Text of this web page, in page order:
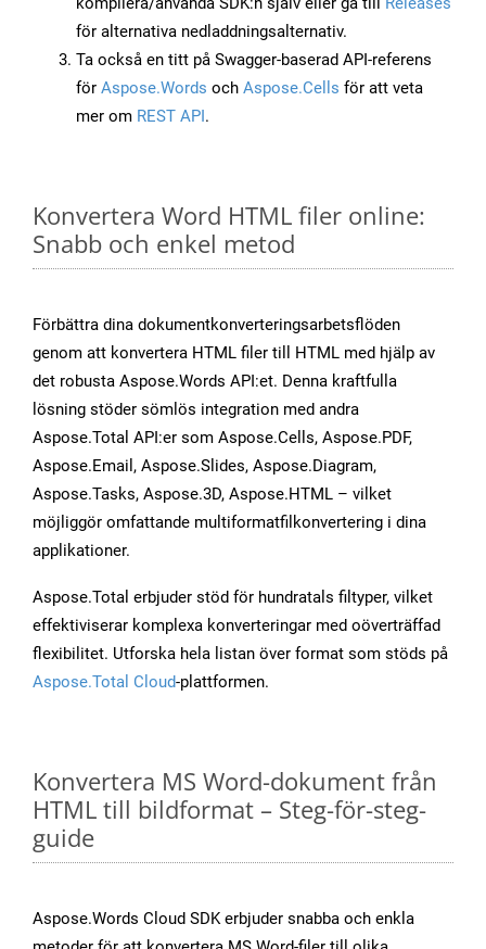
för alternativa nedladdningsalternativ.
Ta också en titt på Swagger-baserad API-referens
för Aspose.Words och Aspose.Cells för att veta
mer om REST API.
Konvertera Word HTML filer online:
Snabb och enkel metod
Förbättra dina dokumentkonverteringsarbetsflöden
genom att konvertera HTML filer till HTML med hjälp av
det robusta Aspose.Words API:et. Denna kraftfulla
lösning stöder sömlös integration med andra
Aspose.Total API:er som Aspose.Cells, Aspose.PDF,
Aspose.Email, Aspose.Slides, Aspose.Diagram,
Aspose.Tasks, Aspose.3D, Aspose.HTML – vilket
möjliggör omfattande multiformatfilkonvertering i dina
applikationer.
Aspose.Total erbjuder stöd för hundratals filtyper, vilket
effektiviserar komplexa konverteringar med oöverträffad
flexibilitet. Utforska hela listan över format som stöds på
Aspose.Total Cloud-plattformen.
Konvertera MS Word-dokument från
HTML till bildformat – Steg-för-steg-
guide
Aspose.Words Cloud SDK erbjuder snabba och enkla